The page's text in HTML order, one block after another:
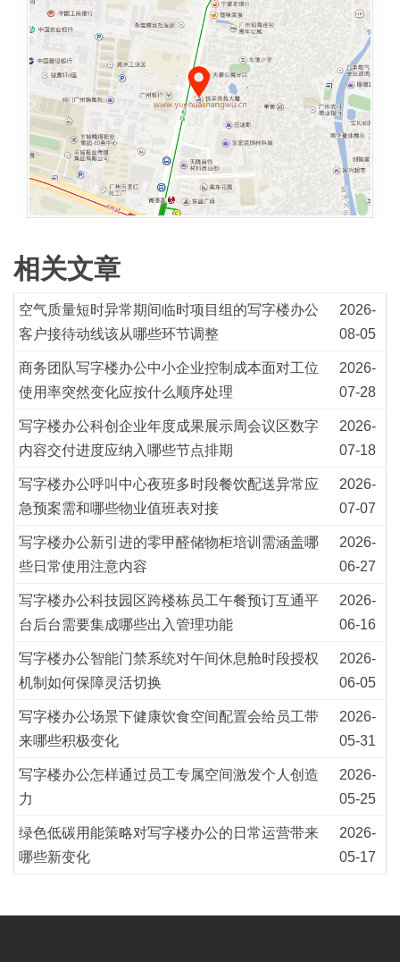
相关文章
空气质量短时异常期间临时项目组的写字楼办公
客户接待动线该从哪些环节调整
2026-
08-05
商务团队写字楼办公中小企业控制成本面对工位
使用率突然变化应按什么顺序处理
2026-
07-28
写字楼办公科创企业年度成果展示周会议区数字
内容交付进度应纳入哪些节点排期
2026-
07-18
写字楼办公呼叫中心夜班多时段餐饮配送异常应
急预案需和哪些物业值班表对接
2026-
07-07
写字楼办公新引进的零甲醛储物柜培训需涵盖哪
些日常使用注意内容
2026-
06-27
写字楼办公科技园区跨楼栋员工午餐预订互通平
台后台需要集成哪些出入管理功能
2026-
06-16
写字楼办公智能门禁系统对午间休息舱时段授权
机制如何保障灵活切换
2026-
06-05
写字楼办公场景下健康饮食空间配置会给员工带
来哪些积极变化
2026-
05-31
写字楼办公怎样通过员工专属空间激发个人创造
力
2026-
05-25
绿色低碳用能策略对写字楼办公的日常运营带来
哪些新变化
2026-
05-17